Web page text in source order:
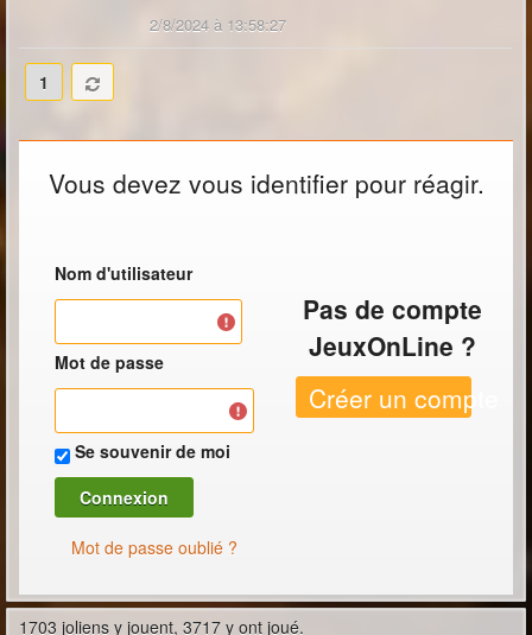
2/8/2024 à 13:58:27
1
Vous devez vous identifier pour réagir.
Nom d'utilisateur
Mot de passe
Se souvenir de moi
Mot de passe oublié ?
Pas de compte
JeuxOnLine ?
Créer un compte
1703 joliens y jouent, 3717 y ont joué.